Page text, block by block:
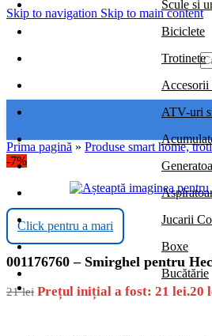
Skip to navigation Skip to main content
Scule si
Biciclete
Trotinete
Accesorii
ATV-uri
Jucarii
Boxe
Bucătărie
Prima pagină » Produse smart home,
-7%
Click pentru a mari
001176760 – Smirghel pentru
21lei Prețul inițial a fost: 21 lei.20